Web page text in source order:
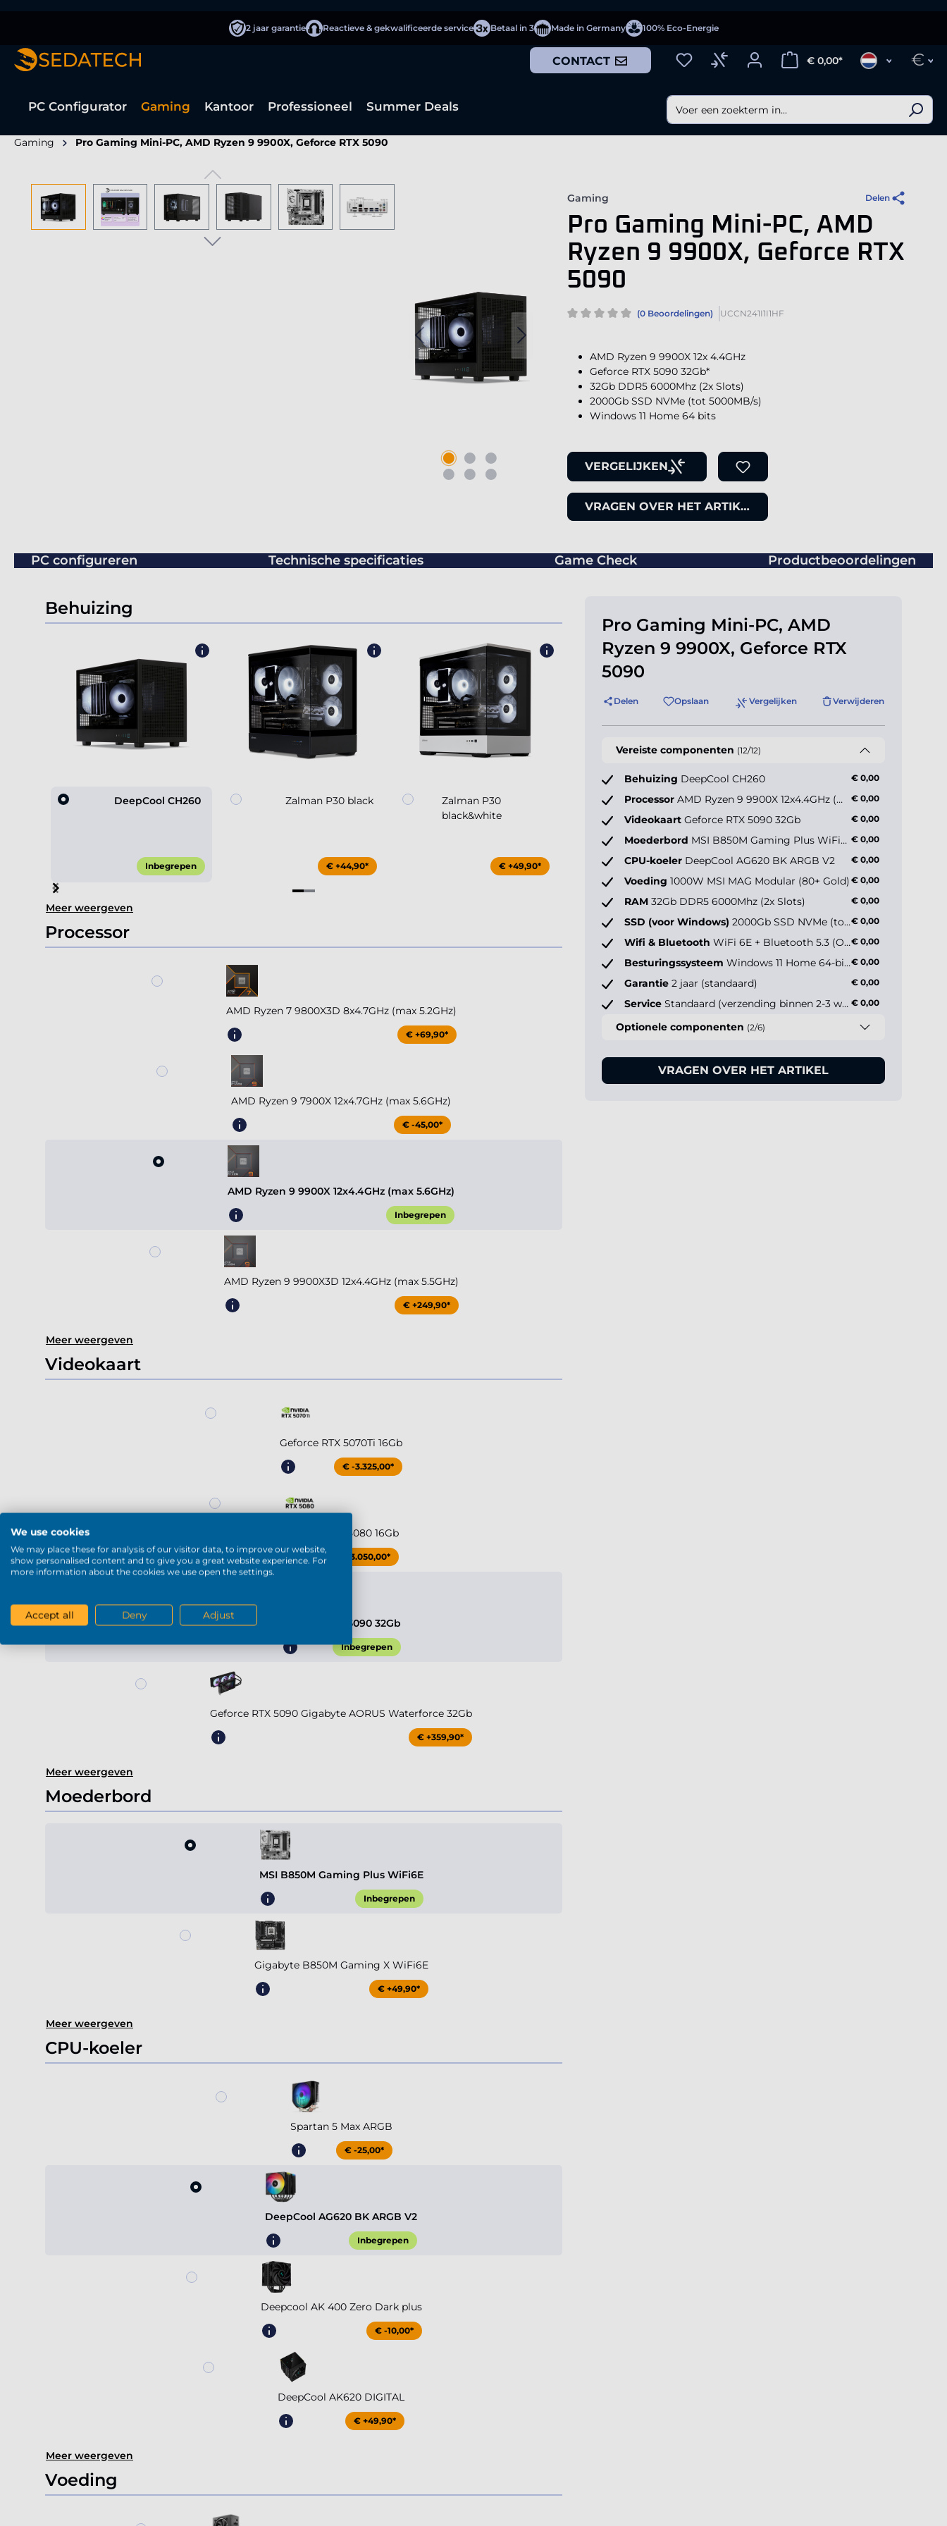
2 jaar garantie Reactieve & gekwalificeerde service Betaal in 3 Made in Germany 100% Eco-Energie
CONTACT € 0,00* €
PC Configurator Gaming Kantoor Professioneel Summer Deals
Gaming Pro Gaming Mini-PC, AMD Ryzen 9 9900X, Geforce RTX 5090
Afbeeldingengalerij overslaan
Gaming Delen
Pro Gaming Mini-PC, AMD
Ryzen 9 9900X, Geforce RTX
5090
(0 Beoordelingen) UCCN241I1I1HF
AMD Ryzen 9 9900X 12x 4.4GHz
Geforce RTX 5090 32Gb*
32Gb DDR5 6000Mhz (2x Slots)
2000Gb SSD NVMe (tot 5000MB/s)
Windows 11 Home 64 bits
VERGELIJKEN
VRAGEN OVER HET ARTIKEL
PC configureren Technische specificaties Game Check Productbeoordelingen
Behuizing
DeepCool CH260
Inbegrepen
Zalman P30 black
€ +44,90*
Zalman P30
black&white
€ +49,90*
Zalman P50 DS Black
€ +84,90*
Item
1
of
4
Meer weergeven
Processor
AMD Ryzen 7 9800X3D 8x4.7GHz (max 5.2GHz)
€ +69,90*
AMD Ryzen 9 7900X 12x4.7GHz (max 5.6GHz)
€ -45,00*
AMD Ryzen 9 9900X 12x4.4GHz (max 5.6GHz)
Inbegrepen
AMD Ryzen 9 9900X3D 12x4.4GHz (max 5.5GHz)
€ +249,90*
Meer weergeven
Videokaart
Geforce RTX 5070Ti 16Gb
€ -3.325,00*
Geforce RTX 5080 16Gb
€ -3.050,00*
Geforce RTX 5090 32Gb
Inbegrepen
Geforce RTX 5090 Gigabyte AORUS Waterforce 32Gb
€ +359,90*
Meer weergeven
Moederbord
MSI B850M Gaming Plus WiFi6E
Inbegrepen
Gigabyte B850M Gaming X WiFi6E
€ +49,90*
Meer weergeven
CPU-koeler
Spartan 5 Max ARGB
€ -25,00*
DeepCool AG620 BK ARGB V2
Inbegrepen
Deepcool AK 400 Zero Dark plus
€ -10,00*
DeepCool AK620 DIGITAL
€ +49,90*
Meer weergeven
Voeding
Pro Gaming Mini-PC, AMD
Ryzen 9 9900X, Geforce RTX
5090
Delen Opslaan Vergelijken Verwijderen
Vereiste componenten (12/12)
Behuizing DeepCool CH260 € 0,00
Processor AMD Ryzen 9 9900X 12x4.4GHz (max 5.6GHz) € 0,00
Videokaart Geforce RTX 5090 32Gb € 0,00
Moederbord MSI B850M Gaming Plus WiFi6E € 0,00
CPU-koeler DeepCool AG620 BK ARGB V2 € 0,00
Voeding 1000W MSI MAG Modular (80+ Gold) € 0,00
RAM 32Gb DDR5 6000Mhz (2x Slots) € 0,00
SSD (voor Windows) 2000Gb SSD NVMe (tot 5000MB/s)€ 0,00
Wifi & Bluetooth WiFi 6E + Bluetooth 5.3 (Onboard)€ 0,00
Besturingssysteem Windows 11 Home 64-bit NL€ 0,00
Garantie 2 jaar (standaard) € 0,00
Service Standaard (verzending binnen 2-3 werkdagen) € 0,00
Optionele componenten (2/6)
VRAGEN OVER HET ARTIKEL
We use cookies
We may place these for analysis of our visitor data, to improve our website,
show personalised content and to give you a great website experience. For
more information about the cookies we use open the settings.
Accept all Deny Adjust